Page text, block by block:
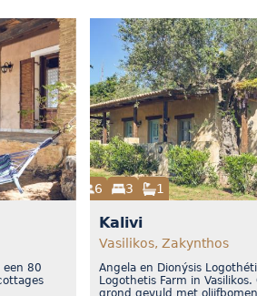
een 80
6 3 1
Kalivi
Vasilikos, Zakynthos
Angela en Dionýsis
Logothetis Farm in